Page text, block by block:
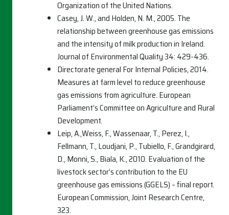
Organization of the United Nations.
Casey, J. W., and Holden, N. M., 2005. The
relationship between greenhouse gas emissions
and the intensity of milk production in Ireland.
Journal of Environmental Quality 34: 429-436.
Directorate general For Internal Policies, 2014.
Measures at farm level to reduce greenhouse
gas emissions from agriculture. European
Parliament’s Committee on Agriculture and Rural
Development.
Leip, A.,Weiss, F., Wassenaar, T., Perez, I.,
Fellmann, T., Loudjani, P., Tubiello, F., Grandgirard,
D., Monni, S., Biala, K., 2010. Evaluation of the
livestock sector’s contribution to the EU
greenhouse gas emissions (GGELS) – final report.
European Commission, Joint Research Centre,
323.